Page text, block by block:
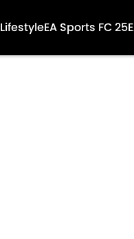
LifestyleEA Sports FC 25